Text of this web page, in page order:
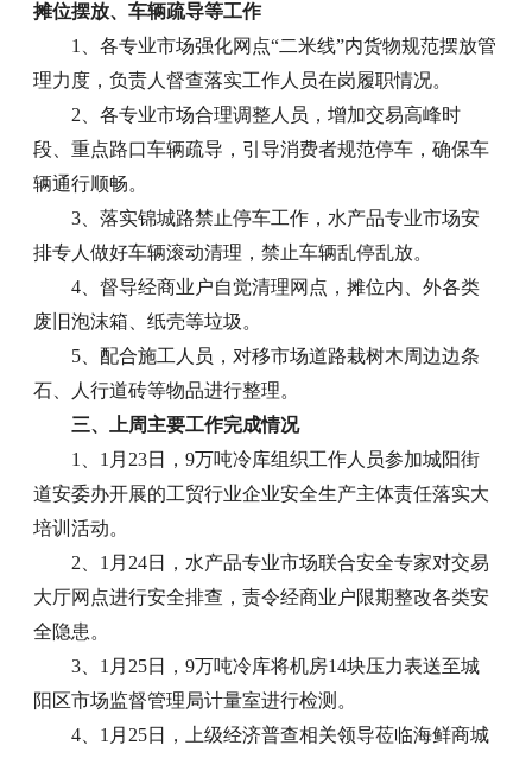
摊位摆放、车辆疏导等工作
1、各专业市场强化网点“二米线”内货物规范摆放管
理力度，负责人督查落实工作人员在岗履职情况。
2、各专业市场合理调整人员，增加交易高峰时
段、重点路口车辆疏导，引导消费者规范停车，确保车
辆通行顺畅。
3、落实锦城路禁止停车工作，水产品专业市场安
排专人做好车辆滚动清理，禁止车辆乱停乱放。
4、督导经商业户自觉清理网点，摊位内、外各类
废旧泡沫箱、纸壳等垃圾。
5、配合施工人员，对移市场道路栽树木周边边条
石、人行道砖等物品进行整理。
三、上周主要工作完成情况
1、1月23日，9万吨冷库组织工作人员参加城阳街
道安委办开展的工贸行业企业安全生产主体责任落实大
培训活动。
2、1月24日，水产品专业市场联合安全专家对交易
大厅网点进行安全排查，责令经商业户限期整改各类安
全隐患。
3、1月25日，9万吨冷库将机房14块压力表送至城
阳区市场监督管理局计量室进行检测。
4、1月25日，上级经济普查相关领导莅临海鲜商城